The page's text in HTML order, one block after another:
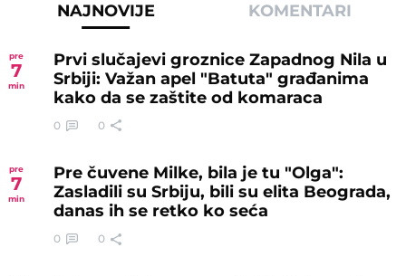
NAJNOVIJE KOMENTARI
pre
7
min
Prvi slučajevi groznice Zapadnog Nila u
Srbiji: Važan apel "Batuta" građanima
kako da se zaštite od komaraca
0 0
pre
7
min
Pre čuvene Milke, bila je tu "Olga":
Zasladili su Srbiju, bili su elita Beograda,
danas ih se retko ko seća
0 0